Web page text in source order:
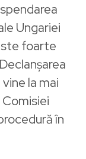
Ungariei
foarte
la mai
în